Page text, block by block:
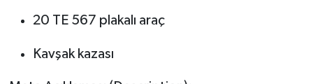
20 TE 567 plakalı araç
Kavşak kazası